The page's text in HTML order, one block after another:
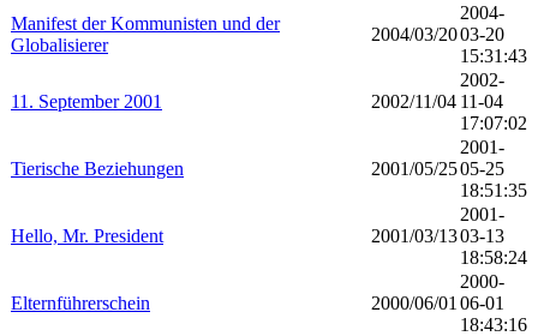
Manifest der Kommunisten und der
Globalisierer
2004/03/20
2004-
03-20
15:31:43
11. September 2001 2002/11/04
2002-
11-04
17:07:02
Tierische Beziehungen 2001/05/25
2001-
05-25
18:51:35
Hello, Mr. President 2001/03/13
2001-
03-13
18:58:24
Elternführerschein 2000/06/01
2000-
06-01
18:43:16